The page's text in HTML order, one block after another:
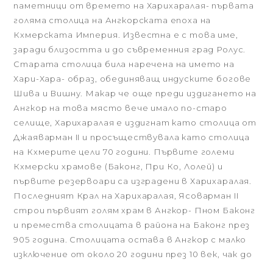
паметници от времето на Харихаралая- първата
голяма столица на Ангкорската епоха на
Кхмерската Империя. Известна е с това име,
заради близостта и до съвременния град Ролус.
Старата столица била наречена на името на
Хари-Хара- образ, обединяващ индуските богове
Шива и Вишну. Макар че още преди издигането на
Ангкор на това място вече имало по-старо
селище, Харихаралая е издигнат като столица от
Джаяварман II и просъществувала като столица
на Кхмерите цели 70 години. Първите големи
Кхмерски храмове (Баконг, При Ко, Лолей) и
първите резервоари са изградени в Харихаралая.
Последният Крал на Харихаралая, Ясоварман II
строи първият голям храм в Ангкор- Пном Баконг
и премества столицата в района на Баконг през
905 година. Столицата остава в Ангкор с малко
изключение от около 20 години през 10 век, чак до